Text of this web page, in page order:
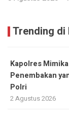
Trending di
Kapolres
Penembakan
Polri
2 Agustus 2026